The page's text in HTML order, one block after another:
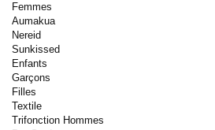
Femmes
Aumakua
Nereid
Sunkissed
Enfants
Garçons
Filles
Textile
Trifonction Hommes